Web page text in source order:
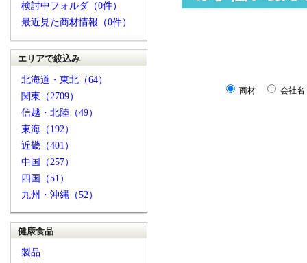
検討中フォルダ（0件）
最近見た商材情報（0件）
エリアで絞込み
北海道・東北（64）
関東（2709）
信越・北陸（49）
東海（192）
近畿（401）
中国（257）
四国（51）
九州・沖縄（52）
健康食品
製品
商材 会社名